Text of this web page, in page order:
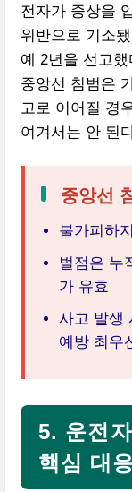
전자가 중상을
위반으로 기소
예 2년을 선고했
중앙선 침범은
고로 이어질 경
여겨서는 안 된
중앙선
불가피하
벌점은 누
가 유효
사고 발생
예방 최우
5. 운전
핵심 대